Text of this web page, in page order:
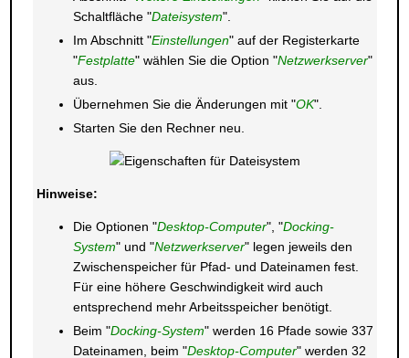
Schaltfläche "Dateisystem".
Im Abschnitt "Einstellungen" auf der Registerkarte
"Festplatte" wählen Sie die Option "Netzwerkserver"
aus.
Übernehmen Sie die Änderungen mit "OK".
Starten Sie den Rechner neu.
Hinweise:
Die Optionen "Desktop-Computer", "Docking-
System" und "Netzwerkserver" legen jeweils den
Zwischenspeicher für Pfad- und Dateinamen fest.
Für eine höhere Geschwindigkeit wird auch
entsprechend mehr Arbeitsspeicher benötigt.
Beim "Docking-System" werden 16 Pfade sowie 337
Dateinamen, beim "Desktop-Computer" werden 32